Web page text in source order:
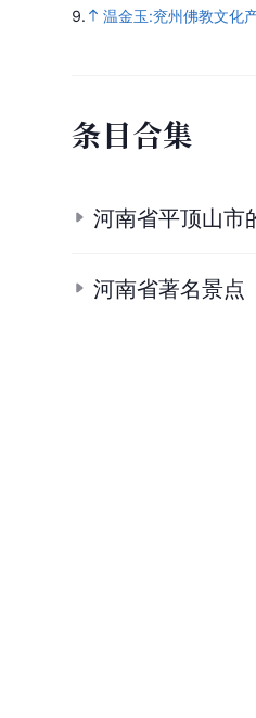
9.
温金玉:兖州佛教文化
条目合集
河南省平顶山市
河南省著名景点